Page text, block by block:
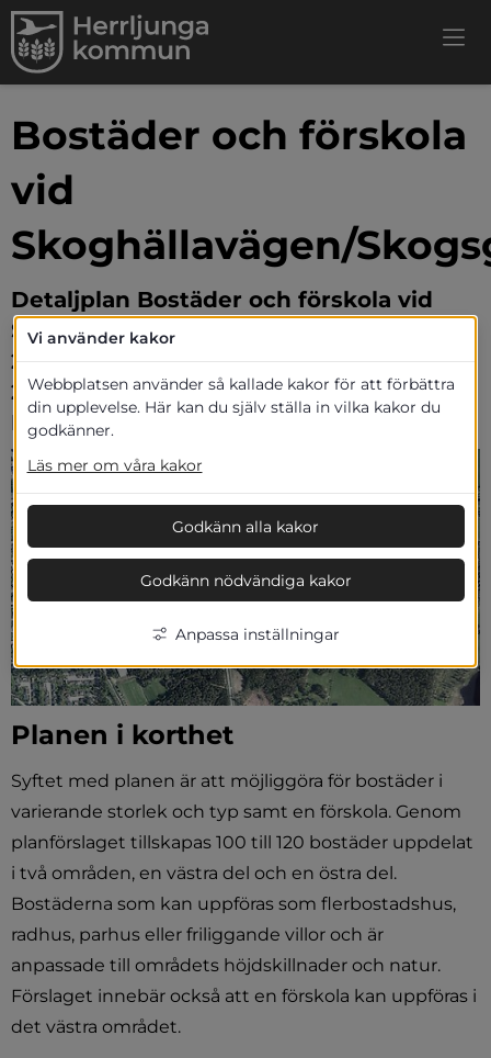
Bostäder och förskola
vid
Skoghällavägen/
Detaljplan Bostäder och förskola vid
Skoghällavägen/Skogsgatan, Herrljunga
2:3, Herrljunga 2:130, del av Herrljunga
2:7, del av Herrljunga 6:4 samt del av
Herrljunga 2:154 Herrljunga kommun.
Planen i korthet
Syftet med planen är att möjliggöra för bostäder i
varierande storlek och typ samt en förskola. Genom
planförslaget tillskapas 100 till 120 bostäder uppdelat
i två områden, en västra del och en östra del.
Bostäderna som kan uppföras som flerbostadshus,
radhus, parhus eller friliggande villor och är
anpassade till områdets höjdskillnader och natur.
Förslaget innebär också att en förskola kan uppföras i
det västra området.
Vi använder kakor
Webbplatsen använder så kallade kakor för att förbättra
din upplevelse. Här kan du själv ställa in vilka kakor du
godkänner.
Läs mer om våra kakor
Godkänn alla kakor
Godkänn nödvändiga kakor
Anpassa inställningar